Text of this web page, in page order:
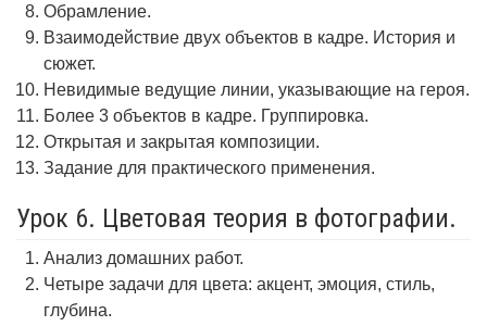
Обрамление.
Взаимодействие двух объектов в кадре. История и
сюжет.
Невидимые ведущие линии, указывающие на героя.
Более 3 объектов в кадре. Группировка.
Открытая и закрытая композиции.
Задание для практического применения.
Урок 6. Цветовая теория в фотографии.
Анализ домашних работ.
Четыре задачи для цвета: акцент, эмоция, стиль,
глубина.